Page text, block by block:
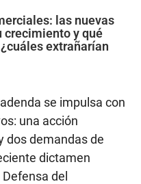
las nuevas
crecimiento y qué
extrañarían
se impulsa con
una acción
dos demandas de
dictamen
del